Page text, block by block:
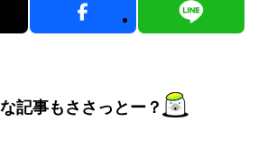
記事もささっとー？